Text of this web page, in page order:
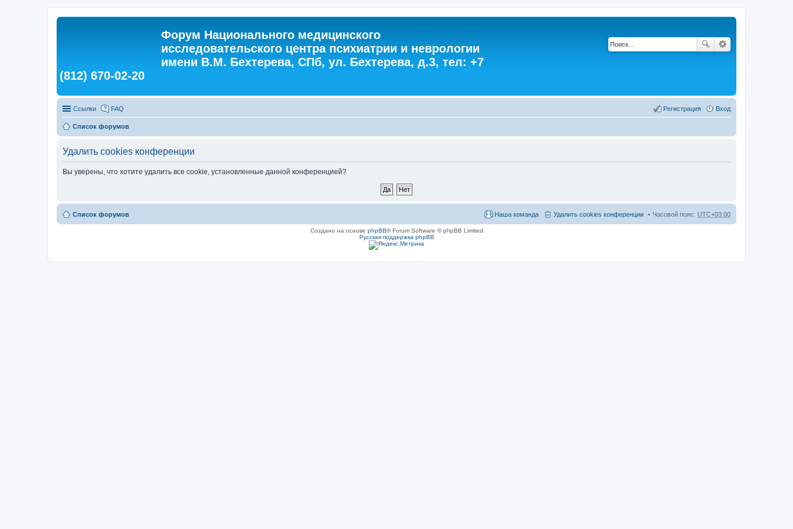
Форум Национального медицинского
исследовательского центра психиатрии и неврологии
имени В.М. Бехтерева, СПб, ул. Бехтерева, д.3, тел: +7
(812) 670-02-20
Ссылки FAQ Вход
Регистрация
Список форумов
Удалить cookies конференции
Вы уверены, что хотите удалить все cookie, установленные данной конференцией?
Список форумов Часовой пояс: UTC+03:00
Удалить cookies конференции
Наша команда
Создано на основе phpBB® Forum Software © phpBB Limited
Русская поддержка phpBB